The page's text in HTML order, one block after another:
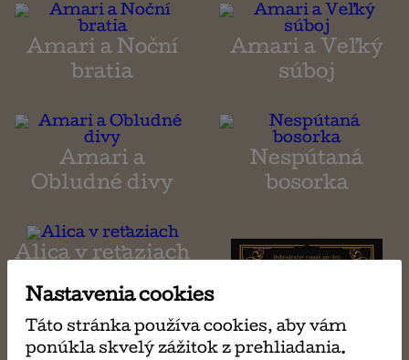
Amari a Noční
bratia
Amari a Veľký
súboj
Amari a
Obludné divy
Nespútaná
bosorka
Alica v reťaziach
Nastavenia cookies
Táto stránka používa cookies, aby vám
ponúkla skvelý zážitok z prehliadania.